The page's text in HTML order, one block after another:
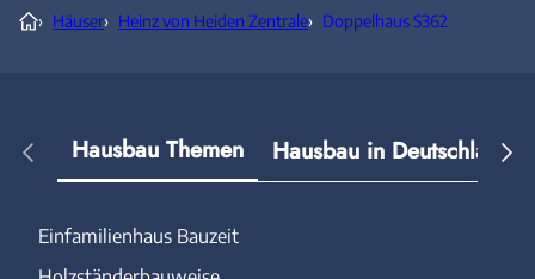
› Häuser› Heinz von Heiden Zentrale› Doppelhaus S362
Hausbau Themen Hausbau in Deutschland
Einfamilienhaus Bauzeit